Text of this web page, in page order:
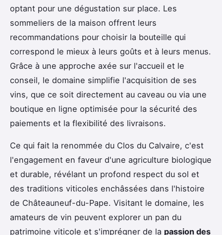
optant pour une dégustation sur place. Les
sommeliers de la maison offrent leurs
recommandations pour choisir la bouteille qui
correspond le mieux à leurs goûts et à leurs menus.
Grâce à une approche axée sur l'accueil et le
conseil, le domaine simplifie l'acquisition de ses
vins, que ce soit directement au caveau ou via une
boutique en ligne optimisée pour la sécurité des
paiements et la flexibilité des livraisons.
Ce qui fait la renommée du Clos du Calvaire, c'est
l'engagement en faveur d'une agriculture biologique
et durable, révélant un profond respect du sol et
des traditions viticoles enchâssées dans l'histoire
de Châteauneuf-du-Pape. Visitant le domaine, les
amateurs de vin peuvent explorer un pan du
patrimoine viticole et s'imprégner de la passion des